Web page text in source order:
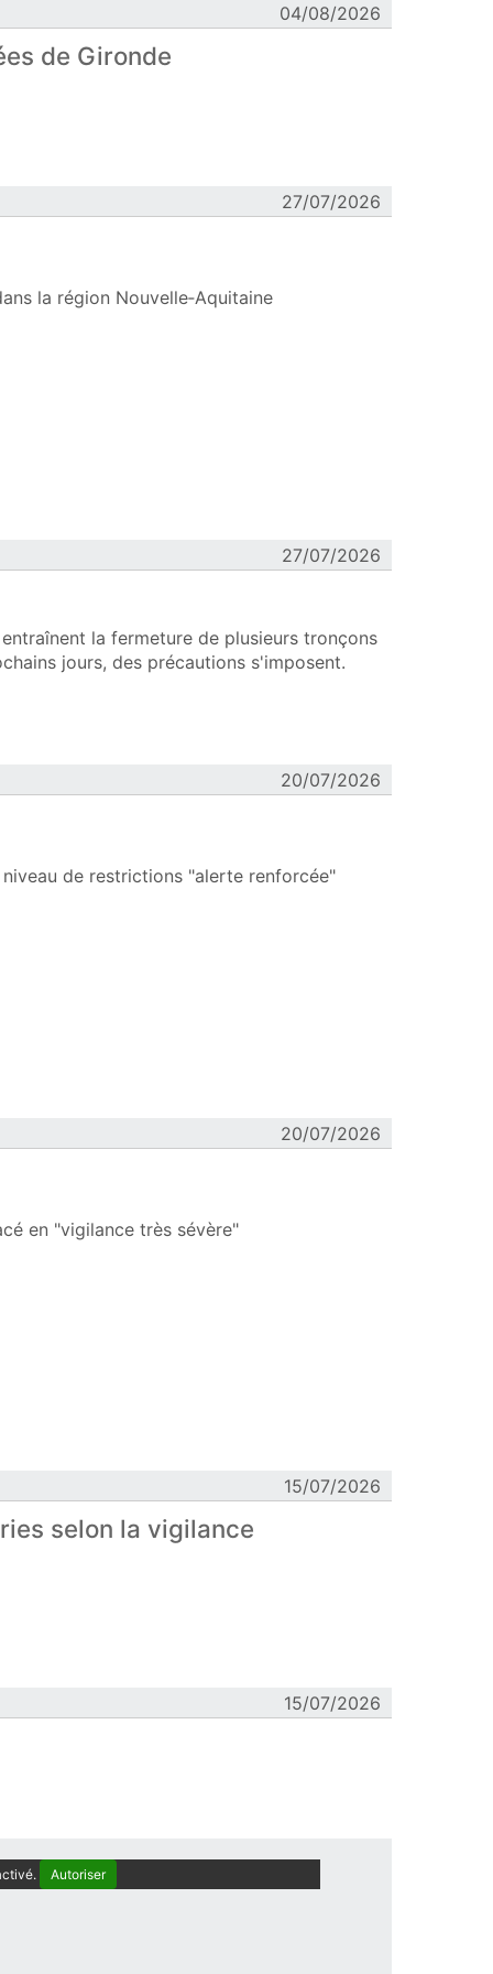
04/08/2026
de Gironde
27/07/2026
la région Nouvelle‑Aquitaine
27/07/2026
la fermeture de plusieurs tronçons
jours, des précautions s'imposent.
20/07/2026
de restrictions "alerte renforcée"
20/07/2026
en "vigilance très sévère"
15/07/2026
selon la vigilance
15/07/2026
Autoriser